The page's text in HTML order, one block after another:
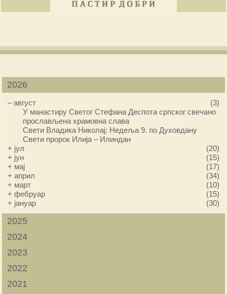
2026
–август
(3)
У манастиру Светог Стефана Деспота српског свечано
прослављена храмовна слава
Свети Владика Николај: Недеља 9. по Духовдану
Свети пророк Илија – Илиндан
+ јул
(20)
+ јун
(15)
+ мај
(17)
+април
(34)
+ март
(10)
+фебруар
(15)
+ јануар (30)
2025
2024
2023
2022
2021